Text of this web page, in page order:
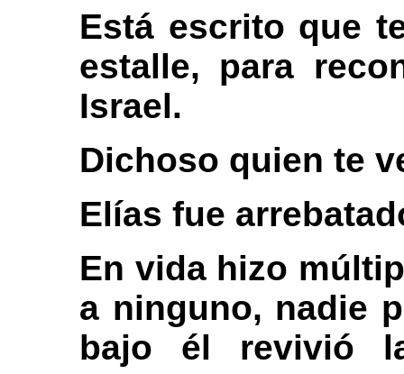
Está escrito que
estalle, para
Israel.
Dichoso quien te
Elías fue
En vida hizo
a ninguno, nadie
bajo él revivió